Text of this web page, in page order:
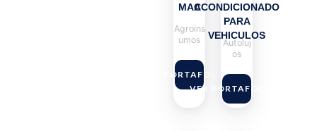
MAC
Agroins
umos
VER PORTAFOLIO
ACONDICIONADO
PARA
VEHICULOS
Autoluj
os
VER PORTAFOLIO